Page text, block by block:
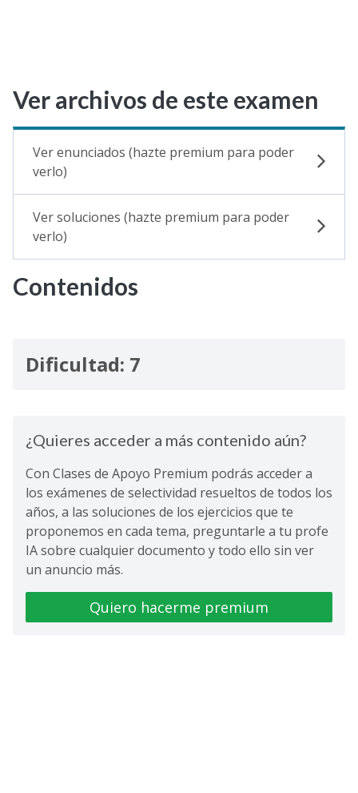
Ver archivos de este examen
Ver enunciados (hazte premium para poder
verlo)
Ver soluciones (hazte premium para poder
verlo)
Contenidos
Dificultad: 7
¿Quieres acceder a más contenido aún?
Con Clases de Apoyo Premium podrás acceder a
los exámenes de selectividad resueltos de todos los
años, a las soluciones de los ejercicios que te
proponemos en cada tema, preguntarle a tu profe
IA sobre cualquier documento y todo ello sin ver
un anuncio más.
Quiero hacerme premium